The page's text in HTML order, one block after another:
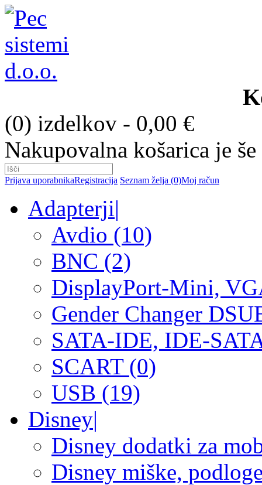
(0) izdelkov - 0,00 €
Nakupovalna košarica je
Prijava uporabnikaRegistracija Seznam želja (0)Moj račun
Adapterji|
Avdio (10)
BNC (2)
DisplayPort-Mini,
Gender Changer
SATA-IDE, IDE-
SCART (0)
USB (19)
Disney|
Disney dodatki za
Disney miške,